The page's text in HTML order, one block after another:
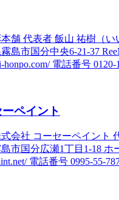
舗 代表者 飯山 祐樹（い
島市国分中央6-21-37
電話番号 0120-
ペイント
会社 コーセーペイント
市国分広瀬1丁目1-18 ホ
電話番号 0995-55-